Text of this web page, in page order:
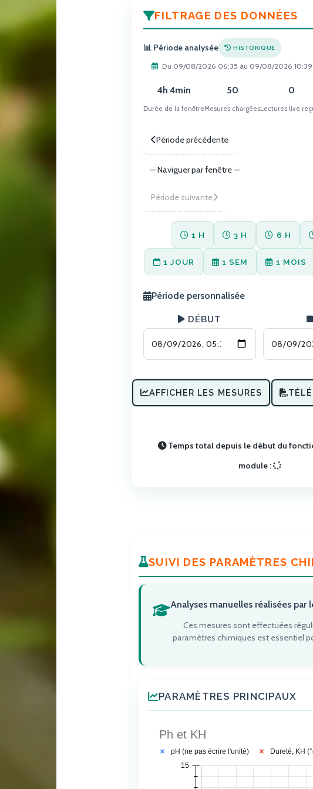
FILTRAGE DES DONNÉES
📊 Période analysée HISTORIQUE
Du 09/08/2026 06:35 au 09/08/2026 10:39
4h 4min
Durée de la fenêtre
50
Mesures chargées
0
Lectures live
Période précédente
Période suivante
1 H 3 H 6 H
1 JOUR 1 SEM 1 MOIS
Période personnalisée
DÉBUT
AFFICHER LES MESURES
Temps total depuis le début du
module :
SUIVI DES PARAMÈTRES
Analyses manuelles réalisées par
Ces mesures sont effectuées
paramètres chimiques est essentiel
PARAMÈTRES PRINCIPAUX